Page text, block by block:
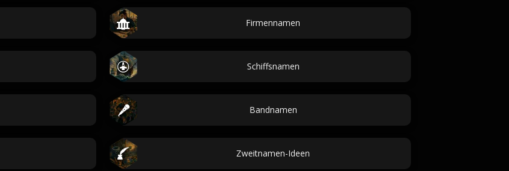
Firmennamen
Schiffsnamen
Bandnamen
Zweitnamen-Ideen